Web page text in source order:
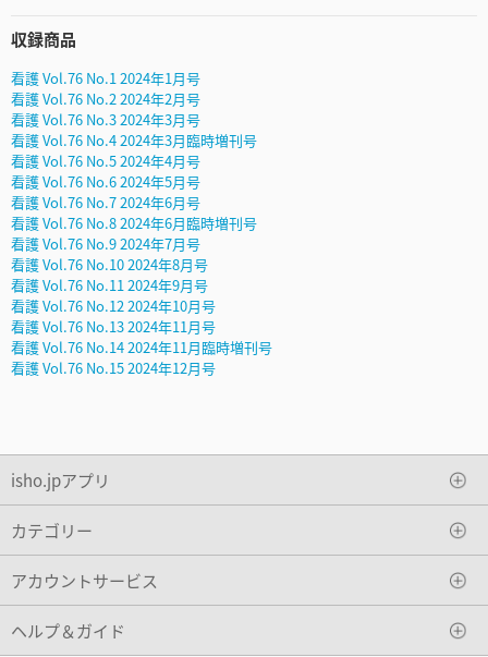
収録商品
看護 Vol.76 No.1 2024年1月号
看護 Vol.76 No.2 2024年2月号
看護 Vol.76 No.3 2024年3月号
看護 Vol.76 No.4 2024年3月臨時増刊号
看護 Vol.76 No.5 2024年4月号
看護 Vol.76 No.6 2024年5月号
看護 Vol.76 No.7 2024年6月号
看護 Vol.76 No.8 2024年6月臨時増刊号
看護 Vol.76 No.9 2024年7月号
看護 Vol.76 No.10 2024年8月号
看護 Vol.76 No.11 2024年9月号
看護 Vol.76 No.12 2024年10月号
看護 Vol.76 No.13 2024年11月号
看護 Vol.76 No.14 2024年11月臨時増刊号
看護 Vol.76 No.15 2024年12月号
isho.jpアプリ
カテゴリー
アカウントサービス
ヘルプ＆ガイド